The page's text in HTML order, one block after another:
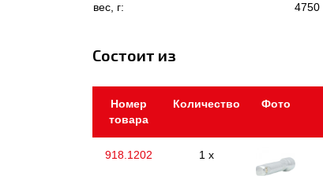
вес, г:
4750
Состоит из
Номер
товара
Количество Фото
918.1202 1 x